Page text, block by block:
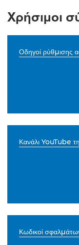
Χρήσιμοι
Οδηγοί ρύθμισης
Κανάλι YouTube
Κωδικοί